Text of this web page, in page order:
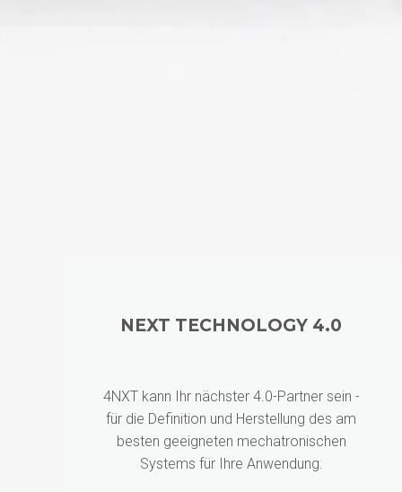
NEXT TECHNOLOGY 4.0
4NXT kann Ihr nächster 4.0-Partner sein -
für die Definition und Herstellung des am
besten geeigneten mechatronischen
Systems für Ihre Anwendung.